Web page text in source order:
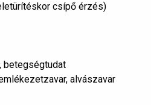
csípő érzés)
betegségtudat
alvászavar